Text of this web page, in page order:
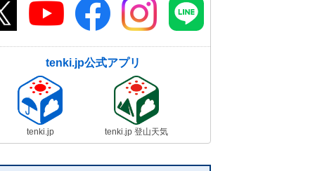
tenki.jp公式アプリ
tenki.jp tenki.jp 登山天気